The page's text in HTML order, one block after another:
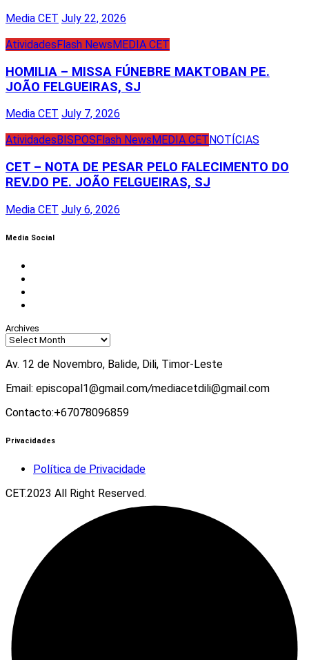
Media CET July 22, 2026
AtividadesFlash NewsMEDIA CET
HOMILIA – MISSA FÚNEBRE MAKTOBAN PE.
JOÃO FELGUEIRAS, SJ
Media CET July 7, 2026
Atividades BISPOS Flash News MEDIA CET NOTÍCIAS
CET – NOTA DE PESAR PELO FALECIMENTO DO
REV.DO PE. JOÃO FELGUEIRAS, SJ
Media CET July 6, 2026
Media Social
Archives
Av. 12 de Novembro, Balide, Dili, Timor-Leste
Email: episcopal1@gmail.com/mediacetdili@gmail.com
Contacto:+67078096859
Privacidades
Política de Privacidade
CET.2023 All Right Reserved.